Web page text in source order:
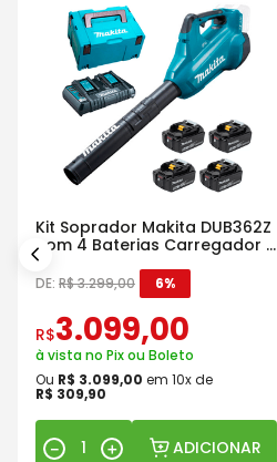
Kit Soprador Makita DUB362Z
com 4 Baterias Carregador e
Maleta
DE: R$3.299,00 6%
R$3.099,00
à vista no Pix ou Boleto
Ou R$ 3.099,00 em 10x de
R$ 309,90
＋
－ ADICIONAR